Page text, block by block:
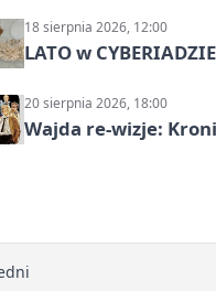
18 sierpnia 2026, 12:00
LATO w
20 sierpnia 2026, 18:00
Wajda re-wizje: